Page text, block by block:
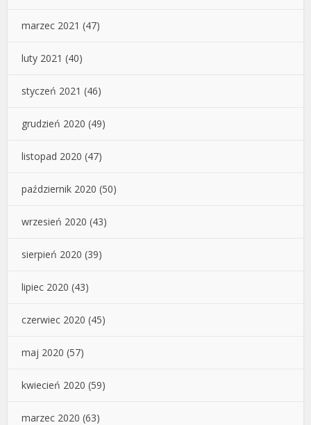
marzec 2021 (47)
luty 2021 (40)
styczeń 2021 (46)
grudzień 2020 (49)
listopad 2020 (47)
październik 2020 (50)
wrzesień 2020 (43)
sierpień 2020 (39)
lipiec 2020 (43)
czerwiec 2020 (45)
maj 2020 (57)
kwiecień 2020 (59)
marzec 2020 (63)